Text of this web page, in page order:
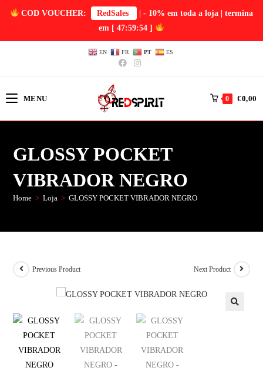
COD VOUCHER: RedSales
| - 10% em toda a loja | termina
em [ 47:59:54 ]
EN FR PT ES
MENU 0 €0,00
GLOSSY POCKET
VIBRADOR NEGRO
Home > Loja > GLOSSY POCKET VIBRADOR NEGRO
Previous Product Next Product